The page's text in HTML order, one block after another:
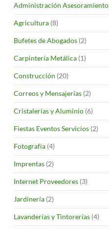
Administración Asesoramiento
Agricultura (8)
Bufetes de Abogados (2)
Carpintería Metálica (1)
Construcción (20)
Correos y Mensajerías (2)
Cristalerías y Aluminio (6)
Fiestas Eventos Servicios (2)
Fotografía (4)
Imprentas (2)
Internet Proveedores (3)
Jardinería (2)
Lavanderías y Tintorerías (4)